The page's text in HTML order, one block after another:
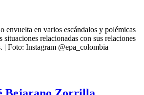
envuelta en varios escándalos y polémicas
situaciones relacionadas con sus relaciones
| Foto: Instagram @epa_colombia